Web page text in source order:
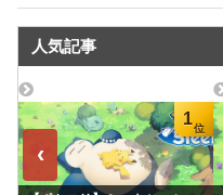
人気記事
‹
1